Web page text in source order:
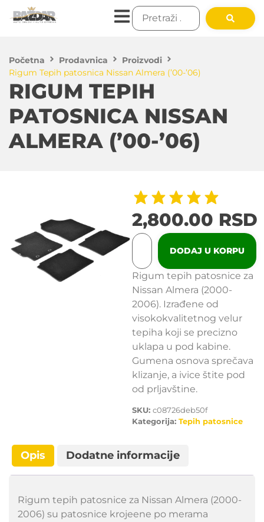
Početna Prodavnica
Proizvodi
Rigum Tepih patosnica Nissan Almera (’00-’06)
RIGUM TEPIH
PATOSNICA NISSAN
ALMERA (’00-’06)
2,800.00 RSD
DODAJ U KORPU
Rigum tepih patosnice za
Nissan Almera (2000-
2006). Izrađene od
visokokvalitetnog velur
tepiha koji se precizno
uklapa u pod kabine.
Gumena osnova sprečava
klizanje, a ivice štite pod
od prljavštine.
SKU: c08726deb50f
Kategorija: Tepih patosnice
Opis Dodatne informacije
Rigum tepih patosnice za Nissan Almera (2000-
2006) su patosnice krojeene po merama